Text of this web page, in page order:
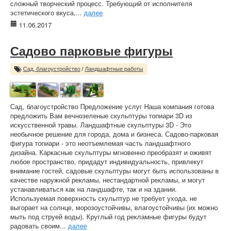
сложный творческий процесс. Требующий от исполнителя
эстетического вкуса,... далее
11.06.2017
Садово парковые фигуры
Сад, благоустройство / Ландшафтные работы
Сад, благоустройство Предложение услуг Наша компания готова
предложить Вам вечнозеленые скульптуры топиари 3D из
искусственной травы. Ландшафтные скульптуры 3D - Это
необычное решение для города, дома и бизнеса. Садово-парковая
фигура топиари - это неотъемлемая часть ландшафтного
дизайна. Каркасные скульптуры мгновенно преобразят и оживят
любое пространство, придадут индивидуальность, привлекут
внимание гостей, садовые скульптуры могут быть использованы в
качестве наружной рекламы, нестандартной рекламы, и могут
устанавливаться как на ландшафте, так и на здании.
Используемая поверхность скульптур не требует ухода, не
выгорает на солнце, морозоустойчивы, влагоустойчивы (их можно
мыть под струей воды). Круглый год рекламные фигуры будут
радовать своим... далее